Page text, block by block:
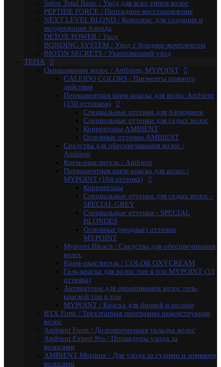
Средства для обесцвечивания волос / Ambient
Крем-окислитель / Ambient
Перманентная крем-краска для волос /
MYPOINT (104 оттенка)
Корректоры
Специальные оттенки для седых волос -
SPECIAL GREY
Специальные оттенки - SPECIAL
BLONDES
Основные (модные) оттенки MYPOINT
Mypoint Bleach / Средства для обесцвечивания
волос
Крем-окислитель / COLOR OXYCREAM
Гель-краска для волос тон в тон MYPOINT (33
оттенка)
Активаторы для окрашивания волос гель-
краской тон в тон
MYPOINT / Краска для бровей и ресниц
BTX Forte / Трехэтапная программа реконструкции
Ambient Form / Долговременная укладка волос
Ambient Expert Pro / Процедуры ухода за волосами
AMBIENT Moisture / Для ухода за сухими и ломкими
Ambient Volume / Для тонких волос
AMBIENT LONG / Ухода за длинными волосами
AMBIENT Revival / Для восстановления
поврежденных волос
AMBIENT Anti Yellow / Для нейтрализации желтых
оттенков на светлых волосах
AMBIENT Express / Для экспресс-ухода и
восстановления волос
AMBIENT Colorfix / Для окрашенных волос
AMBIENT SERVICE / Технический ассортимент для
работы в салоне
MYBLOND / Средства ухода для светлых волос
MYCARE REPAIR / Для поврежденных волос
MYCARE MOISTURE / Для сухих и вьющихся волос
MYCARE VOLUME / Для тонких волос
MYPOINT COLOR CARE / Для светлых волос
Mycare COLOR / Для окрашенных волос
MYWAVES / Перманентная завивка для волос
MYPOINT SERVICE / Технический ассортимент для
Salon Total Basic / Уход для всех типов волос
PEPTIDE FORCE / Пептидное восстановление
NEXT LEVEL BLOND / Комплекс для создания и
поддержания блонда
DETOX POWER / Уход
BONDING SYSTEM / Уход с бондинг-комплексом
BIOTIN SECRETS / Укрепляющий уход
TEFIA
Окрашивание волос / Ambient, MYPOINT
CALEIDO COLORS / Пигменты прямого
действия
Перманентная крем-краска для волос Ambient
(150 оттенков)
Специальные оттенки для блондинок
Специальные оттенки для седых волос
Корректоры AMBIENT
Основные оттенки AMBIENT
Средства для обесцвечивания волос /
Ambient
Крем-окислитель / Ambient
Перманентная крем-краска для волос /
MYPOINT (104 оттенка)
Корректоры
Специальные оттенки для седых волос -
SPECIAL GREY
Специальные оттенки - SPECIAL
BLONDES
Основные (модные) оттенки
MYPOINT
Mypoint Bleach / Средства для обесцвечивания
волос
Крем-окислитель / COLOR OXYCREAM
Гель-краска для волос тон в тон MYPOINT (33
оттенка)
Активаторы для окрашивания волос гель-
краской тон в тон
MYPOINT / Краска для бровей и ресниц
BTX Forte / Трехэтапная программа реконструкции
волос
Ambient Form / Долговременная укладка волос
Ambient Expert Pro / Процедуры ухода за
волосами
AMBIENT Moisture / Для ухода за сухими и ломкими
волосами